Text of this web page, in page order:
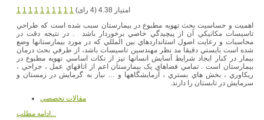
1 1 1 1 1 1 1 1 1 1
امتیاز 4.38 (4 رای)
اهميت و حساسيت بحث تهويه مطبوع در بيمارستان سبب شده است که طراحي
تاسيسات مکانيکي آن از پيچيدگي خاصي برخوردار باشد . در نتيجه دقت در
محاسبات و رعايت اصول استانداردهاي بين المللي که در مورد بيمارستانها وضع
شده است بايستي دقيقا مد نظر مهندسین تاسيسات باشد، از طرفي بحث درمان
بيمار در کنار ايجاد شرايط آسايش انسانها نيز از نکات اساسي تهويه مطبوع در
بيمارستان است . تمامي فضاهاي يک بيمارستان اعم از اتاقهاي عمل ، جراحي ،
ريکاوري ، بخش هاي بستري ، آزمايشگاهها و … نياز به گرمايش در زمستان و
سرمايش در تابستان را دارند.
مقالات تخصصي
ادامه مطلب...